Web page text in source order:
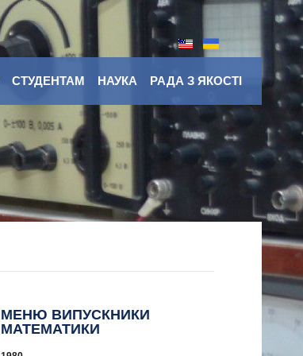
СТУДЕНТАМ НАУКА РАДА З ЯКОСТІ
МЕНЮ ВИПУСКНИКИ
МАТЕМАТИКИ